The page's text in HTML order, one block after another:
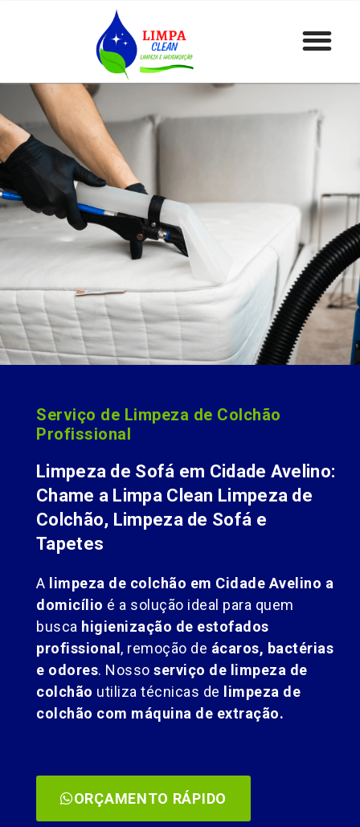
Serviço de Limpeza de Colchão
Profissional
Limpeza de Sofá em Cidade Avelino:
Chame a Limpa Clean Limpeza de
Colchão, Limpeza de Sofá e
Tapetes
A limpeza de colchão em Cidade Avelino a
domicílio é a solução ideal para quem
busca higienização de estofados
profissional, remoção de ácaros, bactérias
e odores. Nosso serviço de limpeza de
colchão utiliza técnicas de limpeza de
colchão com máquina de extração.
ORÇAMENTO RÁPIDO